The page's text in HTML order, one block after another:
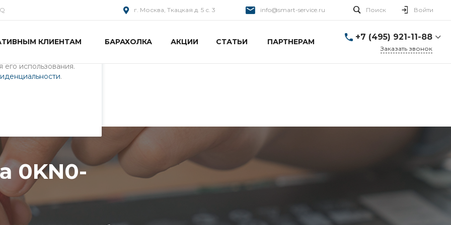
и
использования.
.
г. Москва, Ткацкая д. 5 с. 3 info@smart-service.ru Поиск Войти
КЛИЕНТАМ БАРАХОЛКА АКЦИИ СТАТЬИ ПАРТНЕРАМ
+7 (495) 921-11-88
Заказать звонок
0KN0-